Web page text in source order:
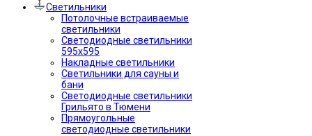
Светильники
Потолочные встраиваемые
светильники
Светодиодные светильники
595х595
Накладные светильники
Светильники для сауны и
бани
Светодиодные светильники
Грильято в Тюмени
Прямоугольные
светодиодные светильники